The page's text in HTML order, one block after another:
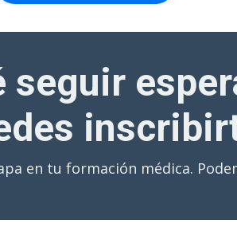
seguir
en tu formación médica.